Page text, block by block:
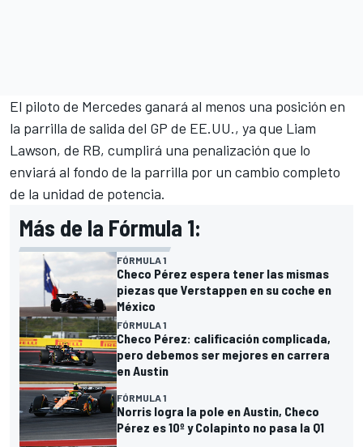
El piloto de Mercedes ganará al menos una posición en
la parrilla de salida del GP de EE.UU., ya que Liam
Lawson, de RB, cumplirá una penalización que lo
enviará al fondo de la parrilla por un cambio completo
de la unidad de potencia.
Más de la Fórmula 1:
FÓRMULA 1
Checo Pérez espera tener las mismas
piezas que Verstappen en su coche en
México
FÓRMULA 1
Checo Pérez: calificación complicada,
pero debemos ser mejores en carrera
en Austin
FÓRMULA 1
Norris logra la pole en Austin, Checo
Pérez es 10º y Colapinto no pasa la Q1